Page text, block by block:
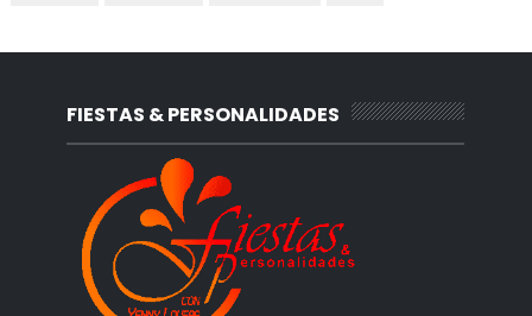
FIESTAS & PERSONALIDADES